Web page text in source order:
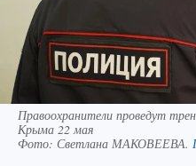
Правоохранители проведут
Крыма 22 мая
Фото: Светлана МАКОВЕЕВА.